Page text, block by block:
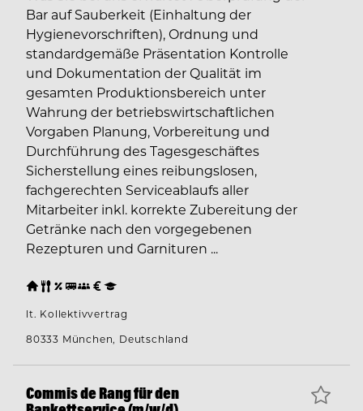
Bar auf Sauberkeit (Einhaltung der
Hygienevorschriften), Ordnung und
standardgemäße Präsentation Kontrolle
und Dokumentation der Qualität im
gesamten Produktionsbereich unter
Wahrung der betriebswirtschaftlichen
Vorgaben Planung, Vorbereitung und
Durchführung des Tagesgeschäftes
Sicherstellung eines reibungslosen,
fachgerechten Serviceablaufs aller
Mitarbeiter inkl. korrekte Zubereitung der
Getränke nach den vorgegebenen
Rezepturen und Garnituren ...
lt. Kollektivvertrag
80333 München, Deutschland
Commis de Rang für den